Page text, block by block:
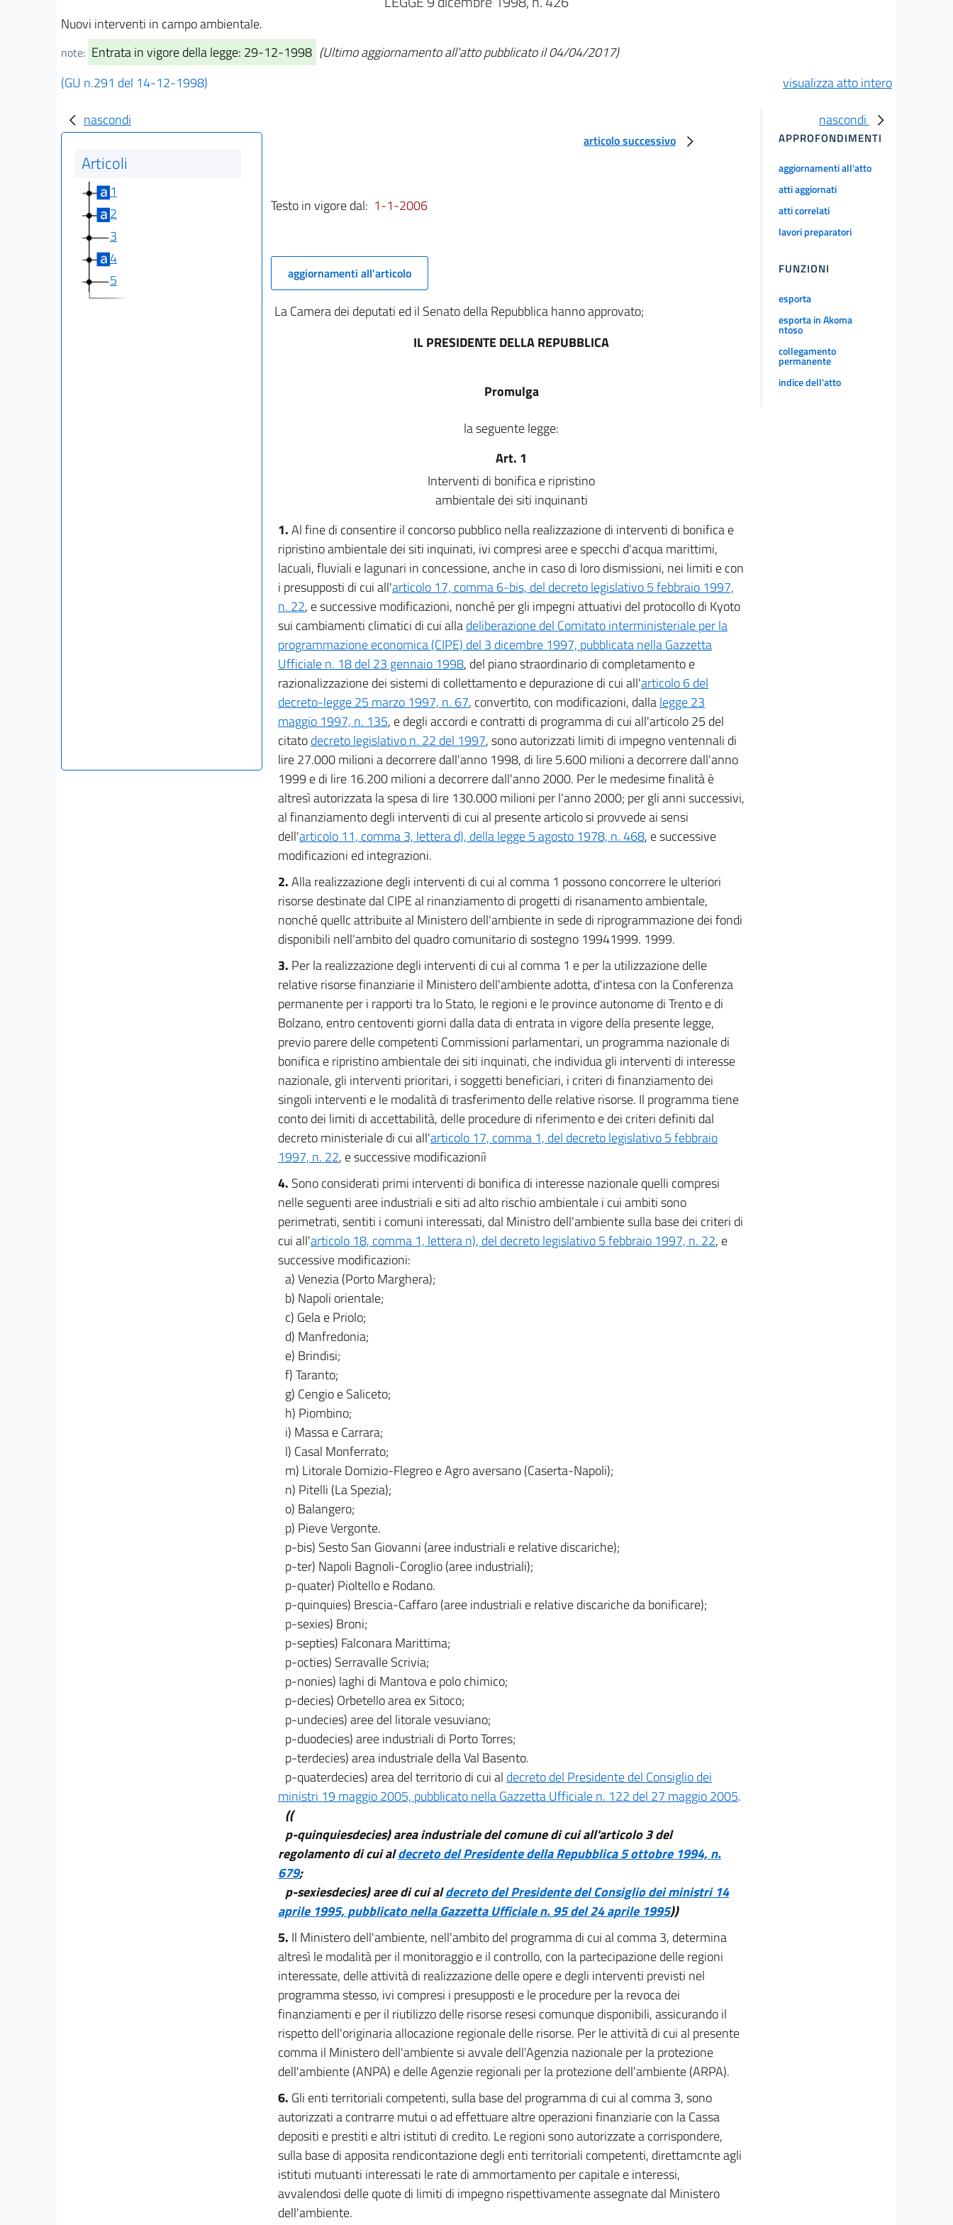
Nuovi interventi in campo ambientale.
note: Entrata in vigore della legge: 29-12-1998 (Ultimo aggiornamento all'atto pubblicato il 04/04/2017)
(GU n.291 del 14-12-1998)
visualizza atto intero
nascondi
Articoli
1
2
3
4
5
articolo successivo
Testo in vigore dal: 1-1-2006
aggiornamenti all'articolo
La Camera dei deputati ed il Senato della Repubblica hanno approvato;
IL PRESIDENTE DELLA REPUBBLICA
Promulga
la seguente legge:
Art. 1
Interventi di bonifica e ripristino
ambientale dei siti inquinanti
1.Al fine di consentire il concorso pubblico nella realizzazione di interventi di bonifica e
ripristino ambientale dei siti inquinati, ivi compresi aree e specchi d'acqua marittimi,
lacuali, fluviali e lagunari in concessione, anche in caso di loro dismissioni, nei limiti e con
i presupposti di cui all'articolo 17, comma 6-bis, del decreto legislativo 5 febbraio 1997,
n. 22, e successive modificazioni, nonché per gli impegni attuativi del protocollo di Kyoto
sui cambiamenti climatici di cui alladeliberazione del Comitato interministeriale per la
programmazione economica (CIPE) del 3 dicembre 1997, pubblicata nella Gazzetta
Ufficiale n. 18 del 23 gennaio 1998, del piano straordinario di completamento e
razionalizzazione dei sistemi di collettamento e depurazione di cui all'articolo 6 del
decreto-legge 25 marzo 1997, n. 67, convertito, con modificazioni, dallalegge 23
maggio 1997, n. 135, e degli accordi e contratti di programma di cui all'articolo 25 del
citatodecreto legislativo n. 22 del 1997, sono autorizzati limiti di impegno ventennali di
lire 27.000 milioni a decorrere dall'anno 1998, di lire 5.600 milioni a decorrere dall'anno
1999 e di lire 16.200 milioni a decorrere dall'anno 2000. Per le medesime finalità è
altresì autorizzata la spesa di lire 130.000 milioni per l'anno 2000; per gli anni successivi,
al finanziamento degli interventi di cui al presente articolo si provvede ai sensi
dell'articolo 11, comma 3, lettera d), della legge 5 agosto 1978, n. 468, e successive
modificazioni ed integrazioni.
2.Alla realizzazione degli interventi di cui al comma 1 possono concorrere le ulteriori
risorse destinate dal CIPE al rinanziamento di progetti di risanamento ambientale,
nonché quellc attribuite al Ministero dell'ambiente in sede di riprogrammazione dei fondi
disponibili nell'ambito del quadro comunitario di sostegno 19941999. 1999.
3. Per la realizzazione degli interventi di cui al comma 1 e per la utilizzazione delle
relative risorse finanziarie il Ministero dell'ambiente adotta, d'intesa con la Conferenza
permanente per i rapporti tra lo Stato, le regioni e le province autonome di Trento e di
Bolzano, entro centoventi giorni dalla data di entrata in vigore della presente legge,
previo parere delle competenti Commissioni parlamentari, un programma nazionale di
bonifica e ripristino ambientale dei siti inquinati, che individua gli interventi di interesse
nazionale, gli interventi prioritari, i soggetti beneficiari, i criteri di finanziamento dei
singoli interventi e le modalità di trasferimento delle relative risorse. Il programma tiene
conto dei limiti di accettabilità, delle procedure di riferimento e dei criteri definiti dal
decreto ministeriale di cui all'articolo 17, comma 1, del decreto legislativo 5 febbraio
1997, n. 22, e successive modificazioniì
4. Sono considerati primi interventi di bonifica di interesse nazionale quelli compresi
nelle seguenti aree industriali e siti ad alto rischio ambientale i cui ambiti sono
perimetrati, sentiti i comuni interessati, dal Ministro dell'ambiente sulla base dei criteri di
cui all'articolo 18, comma 1, lettera n), del decreto legislativo 5 febbraio 1997, n. 22, e
successive modificazioni:
a) Venezia (Porto Marghera);
b) Napoli orientale;
c) Gela e Priolo;
d) Manfredonia;
e) Brindisi;
f) Taranto;
g) Cengio e Saliceto;
h) Piombino;
i) Massa e Carrara;
l) Casal Monferrato;
m) Litorale Domizio-Flegreo e Agro aversano (Caserta-Napoli);
n) Pitelli (La Spezia);
o) Balangero;
p) Pieve Vergonte.
p-bis) Sesto San Giovanni (aree industriali e relative discariche);
p-ter) Napoli Bagnoli-Coroglio (aree industriali);
p-quater) Pioltello e Rodano.
p-quinquies) Brescia-Caffaro (aree industriali e relative discariche da bonificare);
p-sexies) Broni;
p-septies) Falconara Marittima;
p-octies) Serravalle Scrivia;
p-nonies) laghi di Mantova e polo chimico;
p-decies) Orbetello area ex Sitoco;
p-undecies) aree del litorale vesuviano;
p-duodecies) aree industriali di Porto Torres;
p-terdecies) area industriale della Val Basento.
p-quaterdecies) area del territorio di cui al decreto del Presidente del Consiglio dei
ministri 19 maggio 2005, pubblicato nella Gazzetta Ufficiale n. 122 del 27 maggio 2005.
((
p-quinquiesdecies) area industriale del comune di cui all'articolo 3 del
regolamento di cui aldecreto del Presidente della Repubblica 5 ottobre 1994, n.
679;
p-sexiesdecies) aree di cui aldecreto del Presidente del Consiglio dei ministri 14
aprile 1995, pubblicato nella Gazzetta Ufficiale n. 95 del 24 aprile 1995))
5. Il Ministero dell'ambiente, nell'ambito del programma di cui al comma 3, determina
altresì le modalità per il monitoraggio e il controllo, con la partecipazione delle regioni
interessate, delle attività di realizzazione delle opere e degli interventi previsti nel
programma stesso, ivi compresi i presupposti e le procedure per la revoca dei
finanziamenti e per il riutilizzo delle risorse resesi comunque disponibili, assicurando il
rispetto dell'originaria allocazione regionale delle risorse. Per le attività di cui al presente
comma il Ministero dell'ambiente si avvale dell'Agenzia nazionale per la protezione
dell'ambiente (ANPA) e delle Agenzie regionali per la protezione dell'ambiente (ARPA).
6. Gli enti territoriali competenti, sulla base del programma di cui al comma 3, sono
autorizzati a contrarre mutui o ad effettuare altre operazioni finanziarie con la Cassa
depositi e prestiti e altri istituti di credito. Le regioni sono autorizzate a corrispondere,
sulla base di apposita rendicontazione degli enti territoriali competenti, direttamcnte agli
istituti mutuanti interessati le rate di ammortamento per capitale e interessi,
avvalendosi delle quote di limiti di impegno rispettivamente assegnate dal Ministero
dell'ambiente.
nascondi
APPROFONDIMENTI
aggiornamenti all'atto
atti aggiornati
atti correlati
lavori preparatori
FUNZIONI
esporta
esporta in Akoma
ntoso
collegamento
permanente
indice dell'atto